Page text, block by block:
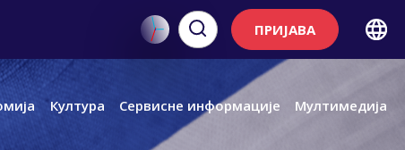
ПРИЈАВА
Култура Сервисне информације Мултимедија